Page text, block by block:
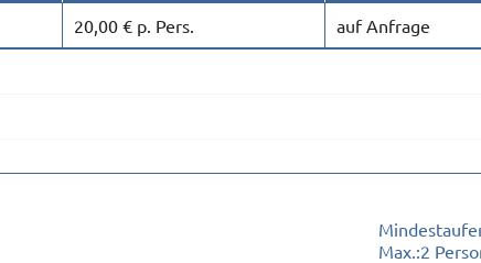
20,00 € p. Pers. auf Anfrage
Max.:2